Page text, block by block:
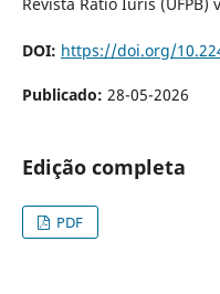
DOI: https://doi.org/
Publicado: 28-05-2026
Edição completa
PDF